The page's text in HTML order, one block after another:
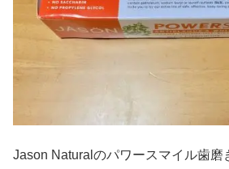
Jason Naturalのパワースマイル歯磨